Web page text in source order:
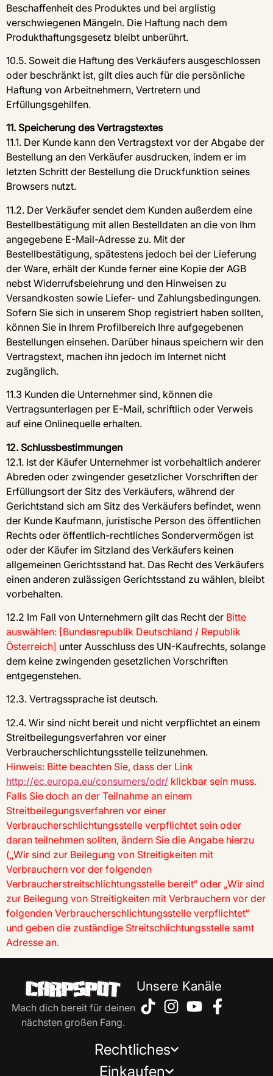
Beschaffenheit des Produktes und bei arglistig
verschwiegenen Mängeln. Die Haftung nach dem
Produkthaftungsgesetz bleibt unberührt.
10.5. Soweit die Haftung des Verkäufers ausgeschlossen
oder beschränkt ist, gilt dies auch für die persönliche
Haftung von Arbeitnehmern, Vertretern und
Erfüllungsgehilfen.
11. Speicherung des Vertragstextes
11.1. Der Kunde kann den Vertragstext vor der Abgabe der
Bestellung an den Verkäufer ausdrucken, indem er im
letzten Schritt der Bestellung die Druckfunktion seines
Browsers nutzt.
11.2. Der Verkäufer sendet dem Kunden außerdem eine
Bestellbestätigung mit allen Bestelldaten an die von Ihm
angegebene E-Mail-Adresse zu. Mit der
Bestellbestätigung, spätestens jedoch bei der Lieferung
der Ware, erhält der Kunde ferner eine Kopie der AGB
nebst Widerrufsbelehrung und den Hinweisen zu
Versandkosten sowie Liefer- und Zahlungsbedingungen.
Sofern Sie sich in unserem Shop registriert haben sollten,
können Sie in Ihrem Profilbereich Ihre aufgegebenen
Bestellungen einsehen. Darüber hinaus speichern wir den
Vertragstext, machen ihn jedoch im Internet nicht
zugänglich.
11.3 Kunden die Unternehmer sind, können die
Vertragsunterlagen per E-Mail, schriftlich oder Verweis
auf eine Onlinequelle erhalten.
12. Schlussbestimmungen
12.1. Ist der Käufer Unternehmer ist vorbehaltlich anderer
Abreden oder zwingender gesetzlicher Vorschriften der
Erfüllungsort der Sitz des Verkäufers, während der
Gerichtstand sich am Sitz des Verkäufers befindet, wenn
der Kunde Kaufmann, juristische Person des öffentlichen
Rechts oder öffentlich-rechtliches Sondervermögen ist
oder der Käufer im Sitzland des Verkäufers keinen
allgemeinen Gerichtsstand hat. Das Recht des Verkäufers
einen anderen zulässigen Gerichtsstand zu wählen, bleibt
vorbehalten.
12.2 Im Fall von Unternehmern gilt das Recht der Bitte
auswählen: [Bundesrepublik Deutschland / Republik
Österreich] unter Ausschluss des UN-Kaufrechts, solange
dem keine zwingenden gesetzlichen Vorschriften
entgegenstehen.
12.3. Vertragssprache ist deutsch.
12.4. Wir sind nicht bereit und nicht verpflichtet an einem
Streitbeilegungsverfahren vor einer
Verbraucherschlichtungsstelle teilzunehmen.
Hinweis: Bitte beachten Sie, dass der Link
http://ec.europa.eu/consumers/odr/ klickbar sein muss.
Falls Sie doch an der Teilnahme an einem
Streitbeilegungsverfahren vor einer
Verbraucherschlichtungsstelle verpflichtet sein oder
daran teilnehmen sollten, ändern Sie die Angabe hierzu
(„Wir sind zur Beilegung von Streitigkeiten mit
Verbrauchern vor der folgenden
Verbraucherstreitschlichtungsstelle bereit“ oder „Wir sind
zur Beilegung von Streitigkeiten mit Verbrauchern vor der
folgenden Verbraucherschlichtungsstelle verpflichtet“
und geben die zuständige Streitschlichtungsstelle samt
Adresse an.
Mach dich bereit für deinen
nächsten großen Fang.
Unsere Kanäle
Rechtliches
Einkaufen